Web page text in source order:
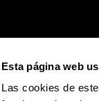
Esta página web
Las cookies de